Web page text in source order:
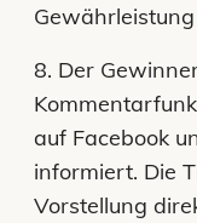
8. Der
auf Facebook
informiert. Die
Vorstellung